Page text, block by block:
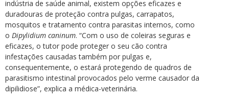
indústria de saúde animal, existem opções eficazes e
duradouras de proteção contra pulgas, carrapatos,
mosquitos e tratamento contra parasitas internos, como
o Dipylidium caninum. “Com o uso de coleiras seguras e
eficazes, o tutor pode proteger o seu cão contra
infestações causadas também por pulgas e,
consequentemente, o estará protegendo de quadros de
parasitismo intestinal provocados pelo verme causador da
dipilidiose”, explica a médica-veterinária.